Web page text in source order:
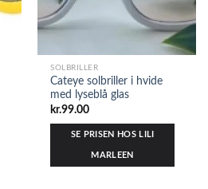
SOLBRILLER
Cateye solbriller i hvide
med lyseblå glas
kr.99.00
SE PRISEN HOS LILI
MARLEEN